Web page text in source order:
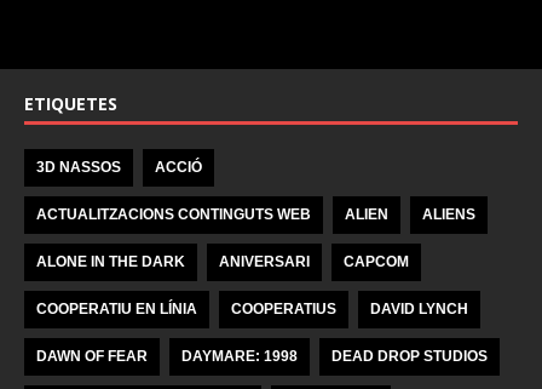
ETIQUETES
3D NASSOS ACCIÓ
ACTUALITZACIONS CONTINGUTS WEB ALIEN ALIENS
ALONE IN THE DARK ANIVERSARI CAPCOM
COOPERATIU EN LÍNIA COOPERATIUS DAVID LYNCH
DAWN OF FEAR DAYMARE: 1998 DEAD DROP STUDIOS